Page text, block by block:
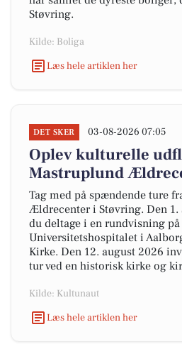
Støvring.
Kilde: Boliga
Læs hele artiklen her
DET SKER 03-08-2026 07:05
Oplev kulturelle
Mastruplund
Tag med på spændende ture
Ældrecenter i Støvring. Den 1.
du deltage i en rundvisning på
Universitetshospitalet i
Kirke. Den 12. august 2026
tur ved en historisk kirke og
Kilde: Kultunaut
Læs hele artiklen her